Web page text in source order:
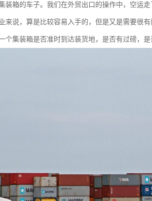
装箱的车子。我们在外贸出口的操作中，空运
来说，算是比较容易入手的，但是又是需要很
个集装箱是否准时到达装货地，是否有过磅，是